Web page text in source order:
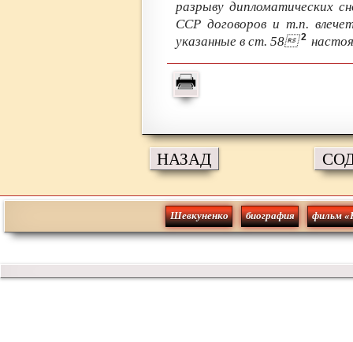
разрыву дипломатических
ССР договоров и т.п.
указанные в ст. 58 2
НАЗАД
Шевкуненко биография фильм